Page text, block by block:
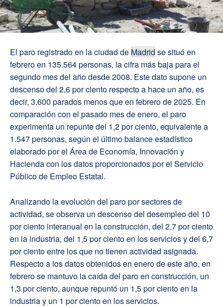
El paro registrado en la ciudad de Madrid se situó en
febrero en 135.564 personas, la cifra más baja para el
segundo mes del año desde 2008. Este dato supone un
descenso del 2,6 por ciento respecto a hace un año, es
decir, 3.600 parados menos que en febrero de 2025. En
comparación con el pasado mes de enero, el paro
experimenta un repunte del 1,2 por ciento, equivalente a
1.547 personas, según el último balance estadístico
elaborado por el Área de Economía, Innovación y
Hacienda con los datos proporcionados por el Servicio
Público de Empleo Estatal.
Analizando la evolución del paro por sectores de
actividad, se observa un descenso del desempleo del 10
por ciento interanual en la construcción, del 2,7 por ciento
en la industria, del 1,5 por ciento en los servicios y del 6,7
por ciento entre los que no tienen actividad asignada.
Respecto a los datos obtenidos en enero de este año, en
febrero se mantuvo la caída del paro en construcción, un
1,3 por ciento, aunque repuntó un 1,5 por ciento en la
industria y un 1 por ciento en los servicios.